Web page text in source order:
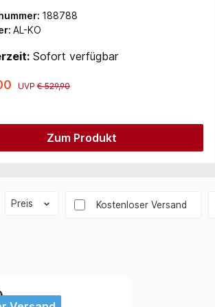
188788
AL-KO
Sofort verfügbar
UVP € 529,90
Zum Produkt
Preis Filter hinzufügen:
Kostenloser Versand